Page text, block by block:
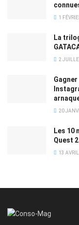
1
La
2
20
Les 10
Quest 2
13